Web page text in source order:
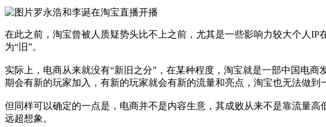
罗永浩和李诞在淘宝直播开播
在此之前，淘宝曾被人质疑势头比不上之前，尤其是一些影响力较大个人
为“旧”。
实际上，电商从来就没有“新旧之分”，在某种程度，淘宝就是一部中国电
期会有新的玩家加入，有新的玩家就会有新的流量和亮点，淘宝也无法做到
但同样可以确定的一点是，电商并不是内容生意，其成败从来不是靠流量
远超想象。